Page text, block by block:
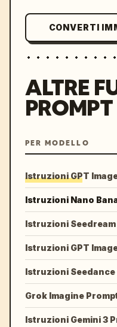
CONVERTI
ALTRE
PROMPT
PER MODELLO
Istruzioni GPT
Istruzioni Nano
Istruzioni Seedream
Istruzioni GPT
Istruzioni Seedance
Grok Imagine
Istruzioni Gemini 3